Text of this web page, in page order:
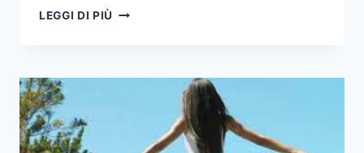
LEGGI DI PIÙ 12
IL